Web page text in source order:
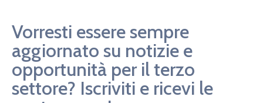
Vorresti essere sempre
aggiornato su notizie e
opportunità per il terzo
settore? Iscriviti e ricevi le